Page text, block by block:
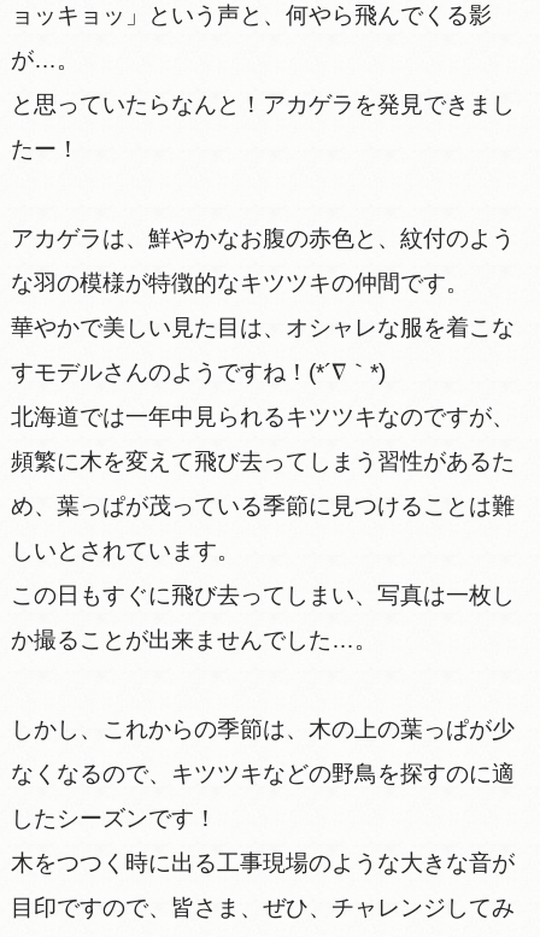
ョッキョッ」という声と、何やら飛んでくる影
が…。
と思っていたらなんと！アカゲラを発見できまし
たー！
アカゲラは、鮮やかなお腹の赤色と、紋付のよう
な羽の模様が特徴的なキツツキの仲間です。
華やかで美しい見た目は、オシャレな服を着こな
すモデルさんのようですね！(*´∇｀*)
北海道では一年中見られるキツツキなのですが、
頻繁に木を変えて飛び去ってしまう習性があるた
め、葉っぱが茂っている季節に見つけることは難
しいとされています。
この日もすぐに飛び去ってしまい、写真は一枚し
か撮ることが出来ませんでした…。
しかし、これからの季節は、木の上の葉っぱが少
なくなるので、キツツキなどの野鳥を探すのに適
したシーズンです！
木をつつく時に出る工事現場のような大きな音が
目印ですので、皆さま、ぜひ、チャレンジしてみ